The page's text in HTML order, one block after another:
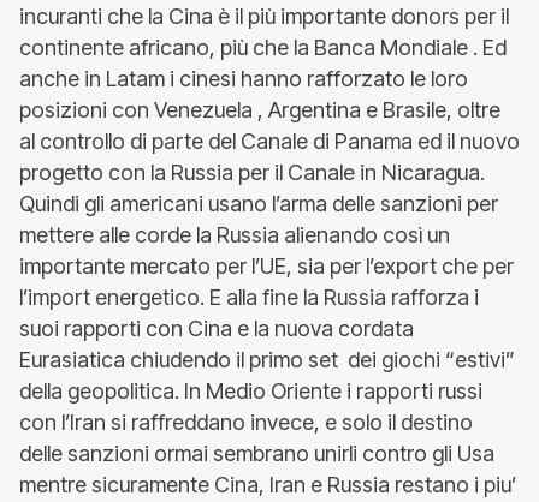
incuranti che la Cina è il più importante donors per il
continente africano, più che la Banca Mondiale . Ed
anche in Latam i cinesi hanno rafforzato le loro
posizioni con Venezuela , Argentina e Brasile, oltre
al controllo di parte del Canale di Panama ed il nuovo
progetto con la Russia per il Canale in Nicaragua.
Quindi gli americani usano l’arma delle sanzioni per
mettere alle corde la Russia alienando così un
importante mercato per l’UE, sia per l’export che per
l’import energetico. E alla fine la Russia rafforza i
suoi rapporti con Cina e la nuova cordata
Eurasiatica chiudendo il primo set dei giochi “estivi”
della geopolitica. In Medio Oriente i rapporti russi
con l’Iran si raffreddano invece, e solo il destino
delle sanzioni ormai sembrano unirli contro gli Usa
mentre sicuramente Cina, Iran e Russia restano i piu’